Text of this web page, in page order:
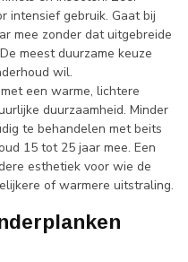
intensief gebruik. Gaat bij
mee zonder dat uitgebreide
meest duurzame keuze
wil.
een warme, lichtere
duurzaamheid. Minder
te behandelen met beits
15 tot 25 jaar mee. Een
esthetiek voor wie de
of warmere uitstraling.